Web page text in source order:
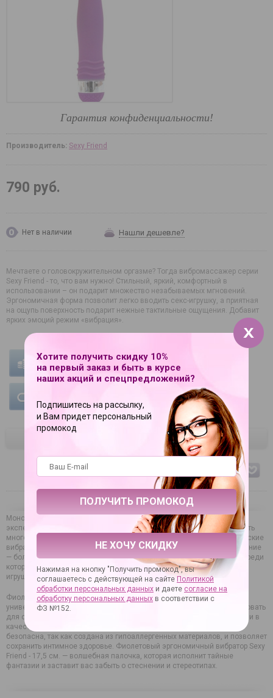
Гарантия конфиденциальности!
Производитель: Sexy Friend
790 руб.
Нет в наличии Нашли дешевле?
Мечтаете о головокружительном оргазме? Тогда вибромассажер серии
Sexy Friend - то, что вам нужно! Стильный, яркий, комфортный в
использовании – он подарит множество незабываемых мгновений.
Эргономичная форма позволит легко вводить секс-игрушку, а приятная
на ощупь поверхность подарит нежные тактильные ощущения. Добавит
ярких эмоций режим «вибрация».
УСЛОВИЯ ОПЛАТЫ
фиолетовый
Монотонность и рутина — враги здоровой сексуальной жизни. А вот
эксперименты в спальне приветствуются. Тем, кто начинает постигать
многогранный мир удовольствий, мы рекомендуем купить классические
вибраторы, которые сделают близость более пикантной, а наслаждение
— более острым. В нашем каталоге огромное количество позиций, среди
которых наверняка найдется идеальная по качеству и стоимости
игрушка (осуществляется быстрая доставка по России).
Фиолетовый эргономичный вибратор Sexy Friend - 17,5 см. —
универсальная модель с лаконичным дизайном. Ее можно использовать
для самоудовлетворения, как элемент ролевой игры с партнером или в
качестве дополнительной стимуляции во время секса. Игрушка
безопасна, так как создана из гипоаллергенных материалов, и позволяет
сохранить интимное здоровье. Фиолетовый эргономичный вибратор Sexy
Friend - 17,5 см. — волшебная палочка, которая исполнит тайные
фантазии и заставит вас забыть о стеснении и стереотипах.
Хотите получить скидку 10%
на первый заказ и быть в курсе
наших акций и спецпредложений?
Подпишитесь на рассылку,
и Вам придет персональный
промокод
НЕ ХОЧУ СКИДКУ
Нажимая на кнопку "Получить промокод", вы
соглашаетесь с действующей на сайте Политикой
обработки персональных данных и даете согласие на
обработку персональных данных в соответствии с
ФЗ №152.